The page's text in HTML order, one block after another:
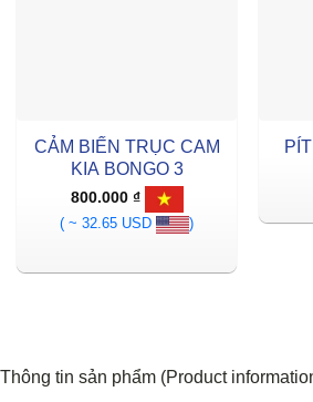
CẢM BIẾN TRỤC CAM
KIA BONGO 3
800.000 ₫
( ~ 32.65 USD
)
Thông tin sản phẩm (Product